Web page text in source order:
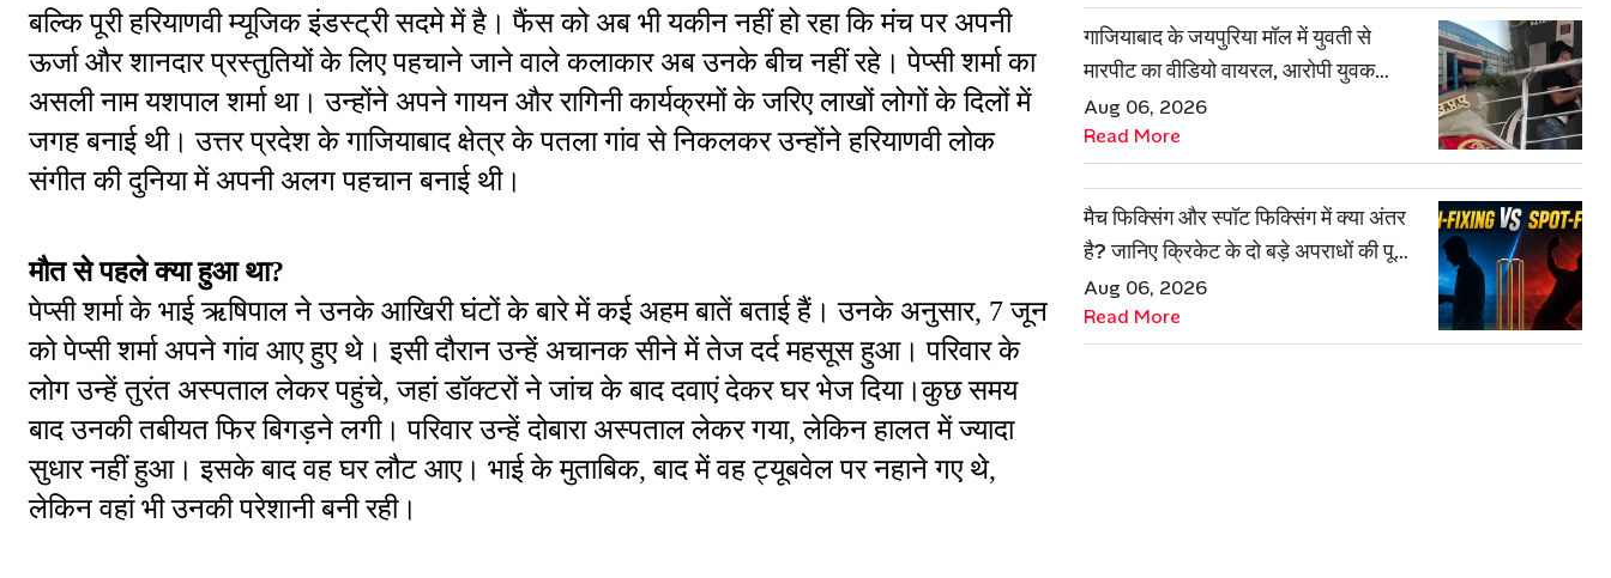
बल्कि पूरी हरियाणवी म्यूजिक इंडस्ट्री सदमे में है। फैंस को अब भी यकीन नहीं हो रहा कि मंच पर अपनी
ऊर्जा और शानदार प्रस्तुतियों के लिए पहचाने जाने वाले कलाकार अब उनके बीच नहीं रहे। पेप्सी शर्मा का
असली नाम यशपाल शर्मा था। उन्होंने अपने गायन और रागिनी कार्यक्रमों के जरिए लाखों लोगों के दिलों में
जगह बनाई थी। उत्तर प्रदेश के गाजियाबाद क्षेत्र के पतला गांव से निकलकर उन्होंने हरियाणवी लोक
संगीत की दुनिया में अपनी अलग पहचान बनाई थी।
मौत से पहले क्या हुआ था?
पेप्सी शर्मा के भाई ऋषिपाल ने उनके आखिरी घंटों के बारे में कई अहम बातें बताई हैं। उनके अनुसार, 7 जून
को पेप्सी शर्मा अपने गांव आए हुए थे। इसी दौरान उन्हें अचानक सीने में तेज दर्द महसूस हुआ। परिवार के
लोग उन्हें तुरंत अस्पताल लेकर पहुंचे, जहां डॉक्टरों ने जांच के बाद दवाएं देकर घर भेज दिया।कुछ समय
बाद उनकी तबीयत फिर बिगड़ने लगी। परिवार उन्हें दोबारा अस्पताल लेकर गया, लेकिन हालत में ज्यादा
सुधार नहीं हुआ। इसके बाद वह घर लौट आए। भाई के मुताबिक, बाद में वह ट्यूबवेल पर नहाने गए थे,
लेकिन वहां भी उनकी परेशानी बनी रही।
गाजियाबाद के जयपुरिया मॉल में युवती से
मारपीट का वीडियो वायरल, आरोपी युवक
हिरासत में
Aug 06, 2026
Read More
मैच फिक्सिंग और स्पॉट फिक्सिंग में क्या अंतर
है? जानिए क्रिकेट के दो बड़े अपराधों की पूरी
कहानी
Aug 06, 2026
Read More